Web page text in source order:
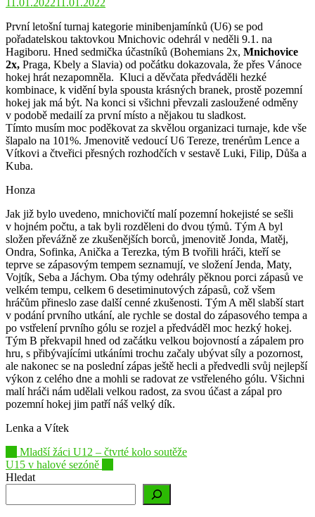
První letošní turnaj kategorie minibenjamínků (U6) se pod
pořadatelskou taktovkou Mnichovic odehrál v neděli 9.1. na
Hagiboru. Hned sedmička účastníků (Bohemians 2x, Mnichovice
2x, Praga, Kbely a Slavia) od počátku dokazovala, že přes Vánoce
hokej hrát nezapomněla. Kluci a děvčata předváděli hezké
kombinace, k vidění byla spousta krásných branek, prostě pozemní
hokej jak má být. Na konci si všichni převzali zasloužené odměny
v podobě medailí za první místo a nějakou tu sladkost.
Tímto musím moc poděkovat za skvělou organizaci turnaje, kde vše
šlapalo na 101%. Jmenovitě vedoucí U6 Tereze, trenérům Lence a
Vítkovi a čtveřici přesných rozhodčích v sestavě Luki, Filip, Důša a
Kuba.
Honza
Jak již bylo uvedeno, mnichovičtí malí pozemní hokejisté se sešli
v hojném počtu, a tak byli rozděleni do dvou týmů. Tým A byl
složen převážně ze zkušenějších borců, jmenovitě Jonda, Matěj,
Ondra, Sofinka, Anička a Terezka, tým B tvořili hráči, kteří se
teprve se zápasovým tempem seznamují, ve složení Jenda, Maty,
Vojtík, Seba a Jáchym. Oba týmy odehrály pěknou porci zápasů ve
velkém tempu, celkem 6 desetiminutových zápasů, což všem
hráčům přineslo zase další cenné zkušenosti. Tým A měl slabší start
v podání prvního utkání, ale rychle se dostal do zápasového tempa a
po vstřelení prvního gólu se rozjel a předváděl moc hezký hokej.
Tým B překvapil hned od začátku velkou bojovností a zápalem pro
hru, s přibývajícími utkáními trochu začaly ubývat síly a pozornost,
ale nakonec se na poslední zápas ještě hecli a předvedli svůj nejlepší
výkon z celého dne a mohli se radovat ze vstřeleného gólu. Všichni
malí hráči nám udělali velkou radost, za svou účast a zápal pro
pozemní hokej jim patří náš velký dík.
Lenka a Vítek
Post
navigation
Mladší žáci U12 – čtvrté kolo soutěže
U15 v halové sezóně
Hledat